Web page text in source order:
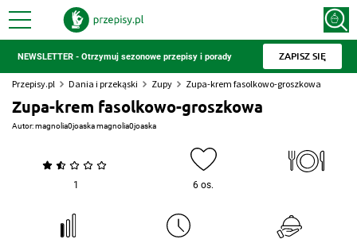
NEWSLETTER - Otrzymuj sezonowe przepisy i porady ZAPISZ SIĘ
Przepisy.pl Dania i przekąski Zupy Zupa-krem fasolkowo-groszkowa
Zupa-krem fasolkowo-groszkowa
Autor:magnolia0joaska magnolia0joaska
1 6 os.